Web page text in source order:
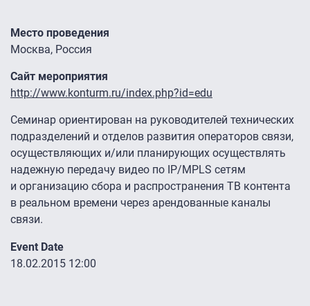
Место проведения
Москва, Россия
Сайт мероприятия
http://www.konturm.ru/index.php?id=edu
Семинар ориентирован на руководителей технических
подразделений и отделов развития операторов связи,
осуществляющих и/или планирующих осуществлять
надежную передачу видео по IP/MPLS сетям
и организацию сбора и распространения ТВ контента
в реальном времени через арендованные каналы
связи.
Event Date
18.02.2015 12:00